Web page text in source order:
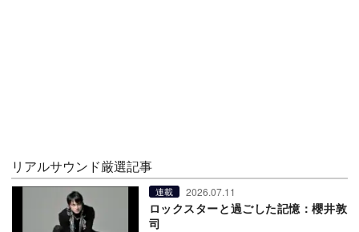
リアルサウンド厳選記事
連載 2026.07.11
ロックスターと過ごした記憶：櫻井敦
司